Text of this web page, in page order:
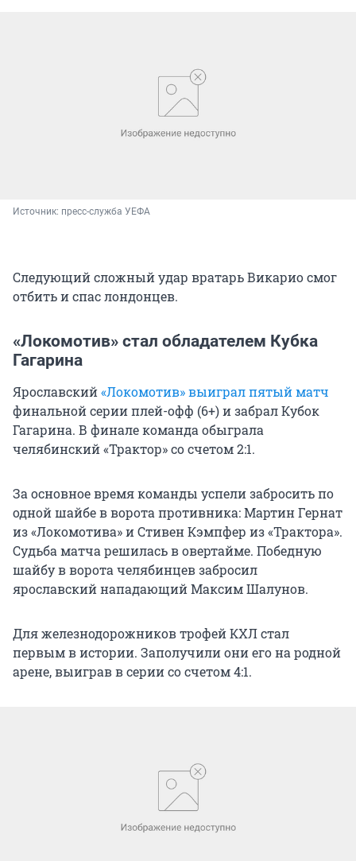
Источник: пресс-служба УЕФА
Следующий сложный удар вратарь Викарио смог
отбить и спас лондонцев.
«Локомотив» стал обладателем Кубка
Гагарина
Ярославский«Локомотив» выиграл пятый матч
финальной серии плей-офф (6+) и забрал Кубок
Гагарина. В финале команда обыграла
челябинский «Трактор» со счетом 2:1.
За основное время команды успели забросить по
одной шайбе в ворота противника: Мартин Гернат
из «Локомотива» и Стивен Кэмпфер из «Трактора».
Судьба матча решилась в овертайме. Победную
шайбу в ворота челябинцев забросил
ярославский нападающий Максим Шалунов.
Для железнодорожников трофей КХЛ стал
первым в истории. Заполучили они его на родной
арене, выиграв в серии со счетом 4:1.